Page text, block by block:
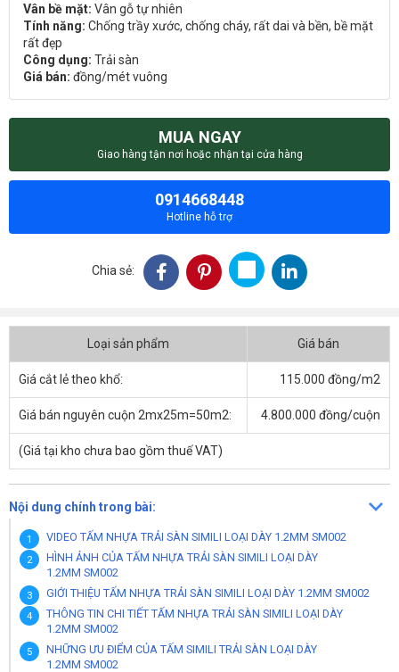
Vân bề mặt: Vân gỗ tự nhiên
Tính năng: Chống trầy xước, chống cháy, rất dai và bền, bề mặt
rất đẹp
Công dụng: Trải sàn
Giá bán: đồng/mét vuông
MUA NGAY
Giao hàng tận nơi hoặc nhận tại cửa hàng
0914668448
Hotline hỗ trợ
Chia sẻ:
Loại sản phẩm Giá bán
Giá cắt lẻ theo khổ: 115.000 đồng/m2
Giá bán nguyên cuộn 2mx25m=50m2: 4.800.000 đồng/cuộn
(Giá tại kho chưa bao gồm thuế VAT)
Nội dung chính trong bài:
VIDEO TẤM NHỰA TRẢI SÀN SIMILI LOẠI DÀY 1.2MM SM002
HÌNH ẢNH CỦA TẤM NHỰA TRẢI SÀN SIMILI LOẠI DÀY
1.2MM SM002
GIỚI THIỆU TẤM NHỰA TRẢI SÀN SIMILI LOẠI DÀY 1.2MM SM002
THÔNG TIN CHI TIẾT TẤM NHỰA TRẢI SÀN SIMILI LOẠI DÀY
1.2MM SM002
NHỮNG ƯU ĐIỂM CỦA TẤM SIMILI TRẢI SÀN LOẠI DÀY
1.2MM SM002